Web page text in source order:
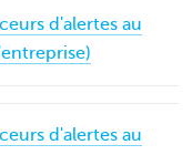
d'alertes au
d'alertes au